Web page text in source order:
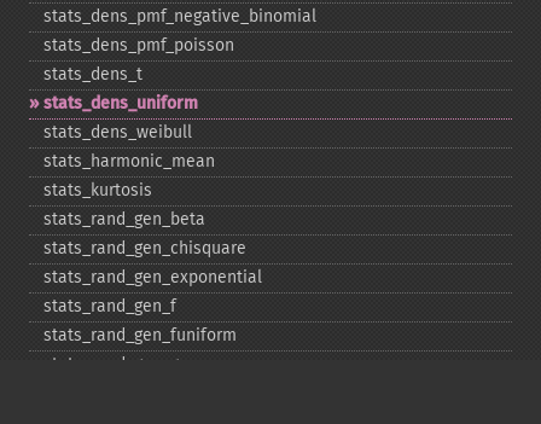
stats_​dens_​pmf_​negative_​binomial
stats_​dens_​pmf_​poisson
stats_​dens_​t
stats_​dens_​uniform
stats_​dens_​weibull
stats_​harmonic_​mean
stats_​kurtosis
stats_​rand_​gen_​beta
stats_​rand_​gen_​chisquare
stats_​rand_​gen_​exponential
stats_​rand_​gen_​f
stats_​rand_​gen_​funiform
stats_​rand_​gen_​gamma